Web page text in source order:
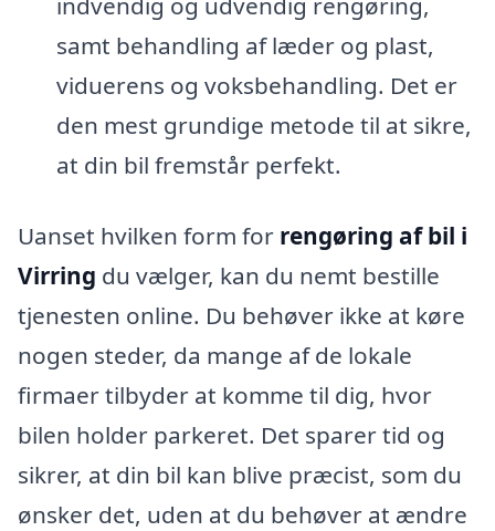
samt behandling af læder og plast,
viduerens og voksbehandling. Det er
den mest grundige metode til at sikre,
at din bil fremstår perfekt.
Uanset hvilken form for rengøring af bil i
Virring du vælger, kan du nemt bestille
tjenesten online. Du behøver ikke at køre
nogen steder, da mange af de lokale
firmaer tilbyder at komme til dig, hvor
bilen holder parkeret. Det sparer tid og
sikrer, at din bil kan blive præcist, som du
ønsker det, uden at du behøver at ændre